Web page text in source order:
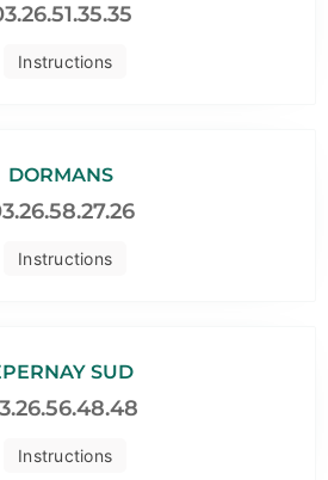
Instructions
Instructions
DORMANS
Instructions
SUD